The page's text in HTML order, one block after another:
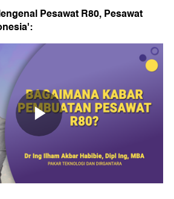
Pesawat R80, Pesawat